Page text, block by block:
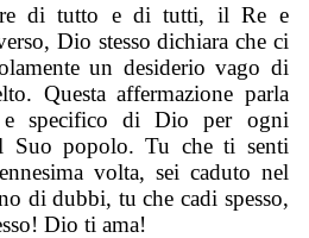
di tutto e di tutti, il Re e
Dio stesso dichiara che ci
un desiderio vago di
Questa affermazione parla
e specifico di Dio per ogni
Suo popolo. Tu che ti senti
volta, sei caduto nel
di dubbi, tu che cadi spesso,
Dio ti ama!